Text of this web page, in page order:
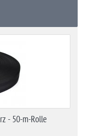
- 50-m-Rolle